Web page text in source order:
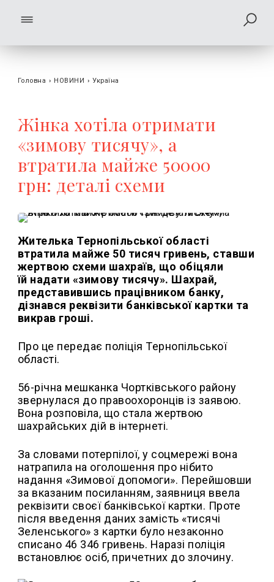
Головна › НОВИНИ › Україна
Жінка хотіла отримати
«зимову тисячу», а
втратила майже 50000
грн: деталі схеми
Жителька Тернопільської області
втратила майже 50 тисяч гривень, ставши
жертвою схеми шахраїв, що обіцяли
їй надати «зимову тисячу». Шахрай,
представившись працівником банку,
дізнався реквізити банківської картки та
викрав гроші.
Про це передає поліція Тернопільської
області.
56-річна мешканка Чортківського району
звернулася до правоохоронців із заявою.
Вона розповіла, що стала жертвою
шахрайських дій в інтернеті.
За словами потерпілої, у соцмережі вона
натрапила на оголошення про нібито
надання «Зимової допомоги». Перейшовши
за вказаним посиланням, заявниця ввела
реквізити своєї банківської картки. Проте
після введення даних замість «тисячі
Зеленського» з картки було незаконно
списано 46 346 гривень. Наразі поліція
встановлює осіб, причетних до злочину.